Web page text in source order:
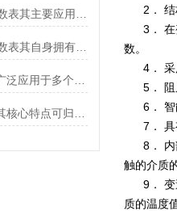
Q144-FTZ三相功率因数表其自身拥有怎样的功能呢？
2 ．
3 ．
数。
4 ．
5 ．
6 ．
7 ．
8 ．
触的介质
9 ．
质的温度